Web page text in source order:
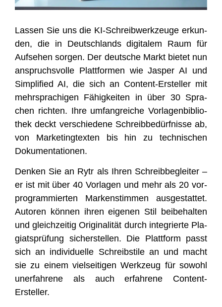
Las­sen Sie uns die KI-Schreib­werk­zeu­ge erkun­
den, die in Deutsch­lands digi­ta­lem Raum für
Auf­se­hen sor­gen. Der deut­sche Markt bie­tet nun
anspruchs­vol­le Platt­for­men wie Jas­per AI und
Sim­pli­fied AI, die sich an Con­tent-Erstel­ler mit
mehr­spra­chi­gen Fähig­kei­ten in über 30 Spra­
chen rich­ten. Ihre umfang­rei­che Vor­la­gen­bi­blio­
thek deckt ver­schie­de­ne Schreib­be­dürf­nis­se ab,
von Mar­ke­ting­tex­ten bis hin zu tech­ni­schen
Dokumentationen.
Den­ken Sie an Rytr als Ihren Schreib­be­glei­ter –
er ist mit über 40 Vor­la­gen und mehr als 20 vor­
pro­gram­mier­ten Mar­ken­stim­men aus­ge­stat­tet.
Autoren kön­nen ihren eige­nen Stil bei­be­hal­ten
und gleich­zei­tig Ori­gi­na­li­tät durch inte­grier­te Pla­
gi­ats­prü­fung sicher­stel­len. Die Platt­form passt
sich an indi­vi­du­el­le Schreib­sti­le an und macht
sie zu einem viel­sei­ti­gen Werk­zeug für sowohl
uner­fah­re­ne als auch erfah­re­ne Content-
Ersteller.